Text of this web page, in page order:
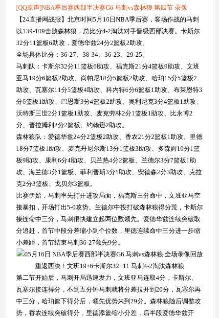
[QQ原声]NBA季后赛西部半决赛G6 马刺vs森林狼 第四节 录像
【24直播网战报】北京时间5月16日NBA季后赛，客场作战的马刺
以139-109击败森林狼，总比分4-2淘汰对手晋级西部决赛。卡斯尔
32分11篮板6助攻，爱德华兹24分2篮板2助攻。
全场具体比分：36-27、38-34、36-23、29-25。
马刺队：卡斯尔32分11篮板6助攻、福克斯21分4篮板9助攻、文班
亚马19分6篮板2助攻、尚帕尼18分5篮板2助攻、哈珀15分5篮板2
助攻、瓦塞尔11分5篮板4助攻、科内特6分6篮板1助攻、布莱恩特3
分6篮板1助攻、巴恩斯3分4篮板2助攻、奥利尼克3分4篮板1助攻、
沃特斯三世2分1篮板1助攻、麦克劳林2分1篮板1助攻、比永博2
分、普拉姆利2分2篮板、约翰逊2助攻。
森林狼队：爱德华兹24分2篮板2助攻、香农21分2篮板1助攻、里德
18分7篮板1助攻、麦克丹尼尔斯13分1篮板3助攻、多森姆10分1篮
板9助攻、康利6分4助攻、贝兰热4分2篮板、兰德尔3分7篮板1助
攻、海兰德3分1篮板、菲利普斯3分1助攻、安德森2分3助攻、克拉
克2分3篮板、戈贝尔3篮板。
比赛伊始，马刺率先打开进攻局面，福克斯三分命中，文班亚马空
接暴扣，开场打出5-0攻势。兰德尔中投打破森林狼得分荒，卡斯尔
接连命中三分，马刺很快建立起两位数领先。爱德华兹连续突破取
分追赶，首节中段分差缩小到个位数，里德连续命中三分进一步缩
小差距，首节结束马刺36-27领先9分。
重返西决！文班19+6卡斯尔32+11 马刺4-2淘汰森林狼
第二节开始后，马刺开局迅速发力，文班亚马连取4分，卡斯尔、
瓦塞尔接连得分，不到五分钟马刺就将分差拉开到20分，瓦塞尔再
中三分，哈珀篮下得分后，领先优势来到29分。森林狼随后调整攻
势，香农连续突破得分，里德添篮缩小分差，后半段爱德华兹开